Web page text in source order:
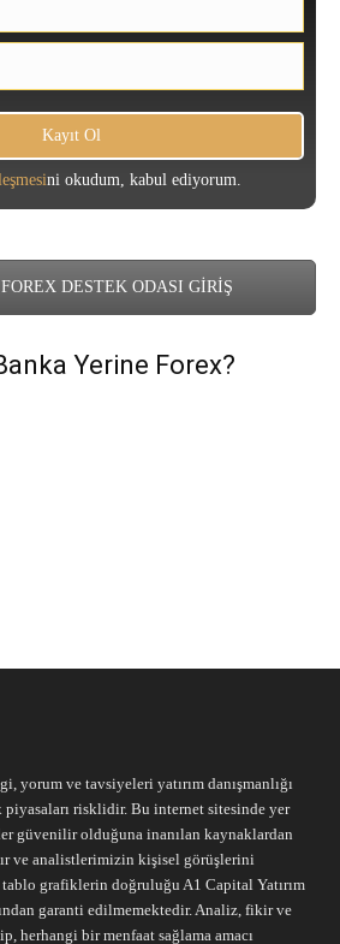
ni okudum, kabul ediyorum.
DESTEK ODASI GİRİŞ
Yerine Forex?
yorum ve tavsiyeleri yatırım danışmanlığı
piyasaları risklidir. Bu internet sitesinde yer
güvenilir olduğuna inanılan kaynaklardan
ve analistlerimizin kişisel görüşlerini
tablo grafiklerin doğruluğu A1 Capital Yatırım
garanti edilmemektedir. Analiz, fikir ve
herhangi bir menfaat sağlama amacı